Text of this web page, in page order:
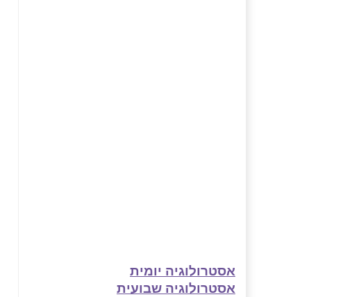
אסטרולוגיה יומית
אסטרולוגיה שבועית